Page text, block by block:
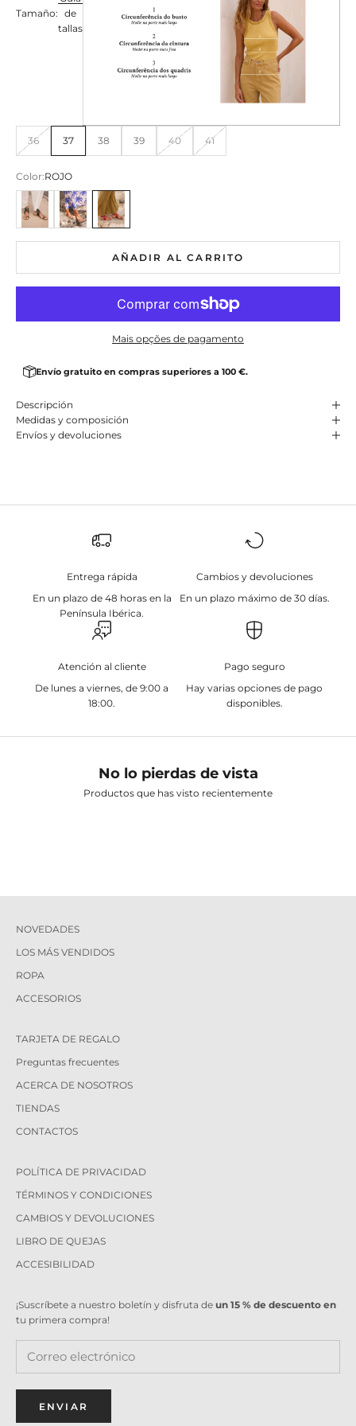
Tamaño: de
tallas
36 37 38 39 40 41
Color:ROJO
PRETO
CAMEL VERMELHO
AÑADIR AL CARRITO
Mais opções de pagamento
Envío gratuito en compras superiores a 100 €.
Descripción
Medidas y composición
Envíos y devoluciones
Entrega rápida
En un plazo de 48 horas en la
Península Ibérica.
Cambios y devoluciones
En un plazo máximo de 30 días.
Atención al cliente
De lunes a viernes, de 9:00 a
18:00.
Pago seguro
Hay varias opciones de pago
disponibles.
No lo pierdas de vista
Productos que has visto recientemente
NOVEDADES
LOS MÁS VENDIDOS
ROPA
ACCESORIOS
TARJETA DE REGALO
Preguntas frecuentes
ACERCA DE NOSOTROS
TIENDAS
CONTACTOS
POLÍTICA DE PRIVACIDAD
TÉRMINOS Y CONDICIONES
CAMBIOS Y DEVOLUCIONES
LIBRO DE QUEJAS
ACCESIBILIDAD
¡Suscríbete a nuestro boletín y disfruta de un 15 % de descuento en
tu primera compra!
ENVIAR